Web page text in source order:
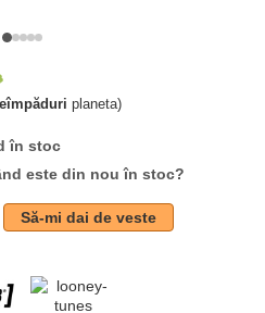
planeta)
în stoc
este din nou în stoc?
Să-mi dai de veste